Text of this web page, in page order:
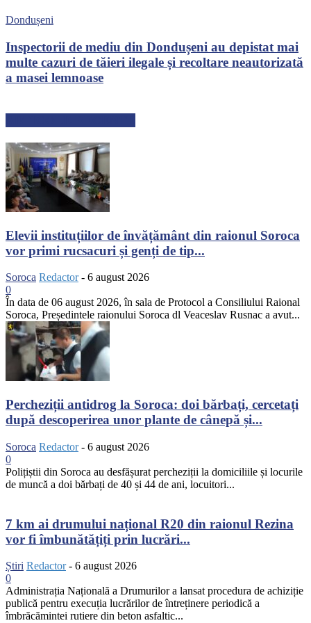
Dondușeni
Inspectorii de mediu din Dondușeni au depistat mai
multe cazuri de tăieri ilegale și recoltare neautorizată
a masei lemnoase
Elevii instituțiilor de învățământ din raionul Soroca
vor primi rucsacuri și genți de tip...
Soroca Redactor - 6 august 2026
0
În data de 06 august 2026, în sala de Protocol a Consiliului Raional
Soroca, Președintele raionului Soroca dl Veaceslav Rusnac a avut...
Percheziții antidrog la Soroca: doi bărbați, cercetați
după descoperirea unor plante de cânepă și...
Soroca Redactor - 6 august 2026
0
Polițiștii din Soroca au desfășurat percheziții la domiciliile și locurile
de muncă a doi bărbați de 40 și 44 de ani, locuitori...
7 km ai drumului național R20 din raionul Rezina
vor fi îmbunătățiți prin lucrări...
Știri Redactor - 6 august 2026
0
Administrația Națională a Drumurilor a lansat procedura de achiziție
publică pentru execuția lucrărilor de întreținere periodică a
îmbrăcămintei rutiere din beton asfaltic...